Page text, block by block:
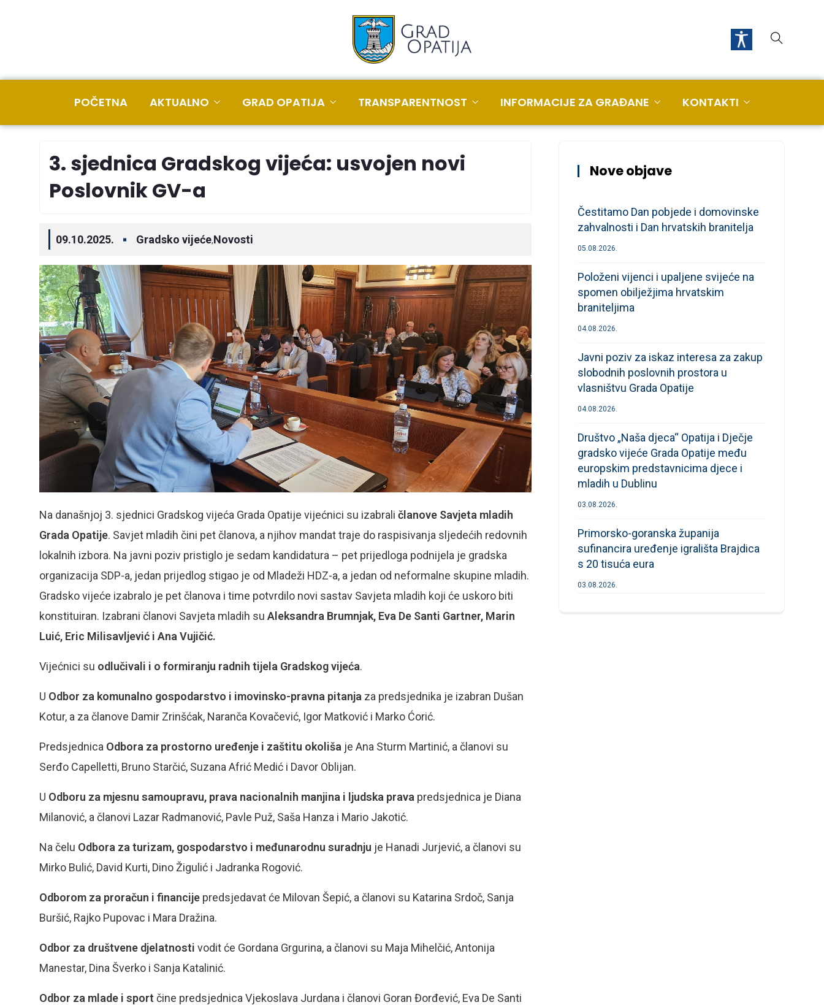
POČETNA AKTUALNO GRAD OPATIJA TRANSPARENTNOST INFORMACIJE ZA GRAĐANE KONTAKTI
3. sjednica Gradskog vijeća: usvojen novi
Poslovnik GV-a
09.10.2025. Gradsko vijeće,Novosti
Na današnjoj 3. sjednici Gradskog vijeća Grada Opatije vijećnici su izabrali članove Savjeta mladih
Grada Opatije. Savjet mladih čini pet članova, a njihov mandat traje do raspisivanja sljedećih redovnih
lokalnih izbora. Na javni poziv pristiglo je sedam kandidatura – pet prijedloga podnijela je gradska
organizacija SDP-a, jedan prijedlog stigao je od Mladeži HDZ-a, a jedan od neformalne skupine mladih.
Gradsko vijeće izabralo je pet članova i time potvrdilo novi sastav Savjeta mladih koji će uskoro biti
konstituiran. Izabrani članovi Savjeta mladih su Aleksandra Brumnjak, Eva De Santi Gartner, Marin
Luić, Eric Milisavljević i Ana Vujičić.
Vijećnici su odlučivali i o formiranju radnih tijela Gradskog vijeća.
U Odbor za komunalno gospodarstvo i imovinsko-pravna pitanja za predsjednika je izabran Dušan
Kotur, a za članove Damir Zrinšćak, Naranča Kovačević, Igor Matković i Marko Ćorić.
Predsjednica Odbora za prostorno uređenje i zaštitu okoliša je Ana Sturm Martinić, a članovi su
Serđo Capelletti, Bruno Starčić, Suzana Afrić Medić i Davor Oblijan.
U Odboru za mjesnu samoupravu, prava nacionalnih manjina i ljudska prava predsjednica je Diana
Milanović, a članovi Lazar Radmanović, Pavle Puž, Saša Hanza i Mario Jakotić.
Na čelu Odbora za turizam, gospodarstvo i međunarodnu suradnju je Hanadi Jurjević, a članovi su
Mirko Bulić, David Kurti, Dino Žigulić i Jadranka Rogović.
Odborom za proračun i financije predsjedavat će Milovan Šepić, a članovi su Katarina Srdoč, Sanja
Buršić, Rajko Pupovac i Mara Dražina.
Odbor za društvene djelatnosti vodit će Gordana Grgurina, a članovi su Maja Mihelčić, Antonija
Manestar, Dina Šverko i Sanja Katalinić.
Odbor za mlade i sport čine predsjednica Vjekoslava Jurdana i članovi Goran Đorđević, Eva De Santi
Nove objave
Čestitamo Dan pobjede i domovinske
zahvalnosti i Dan hrvatskih branitelja
05.08.2026.
Položeni vijenci i upaljene svijeće na
spomen obilježjima hrvatskim
braniteljima
04.08.2026.
Javni poziv za iskaz interesa za zakup
slobodnih poslovnih prostora u
vlasništvu Grada Opatije
04.08.2026.
Društvo „Naša djeca“ Opatija i Dječje
gradsko vijeće Grada Opatije među
europskim predstavnicima djece i
mladih u Dublinu
03.08.2026.
Primorsko-goranska županija
sufinancira uređenje igrališta Brajdica
s 20 tisuća eura
03.08.2026.